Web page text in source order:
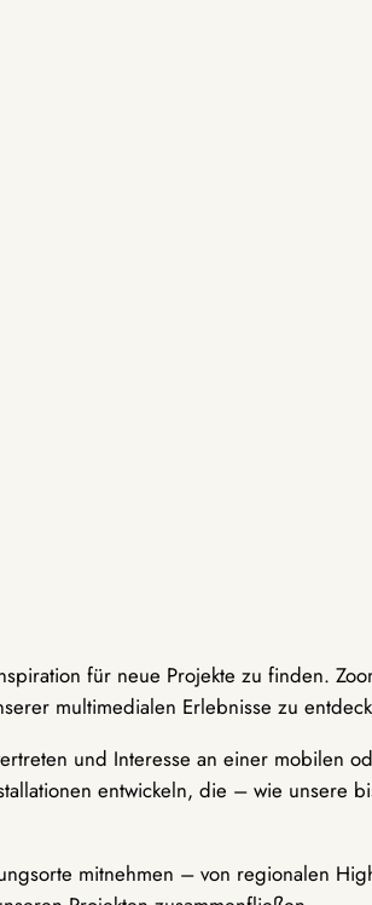
für neue Projekte zu finden.
multimedialen Erlebnisse zu
und Interesse an einer mobilen
entwickeln, die – wie
mitnehmen – von regionalen